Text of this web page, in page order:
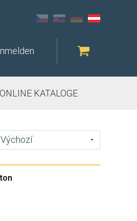
ONLINE KATALOGE
Výchozí